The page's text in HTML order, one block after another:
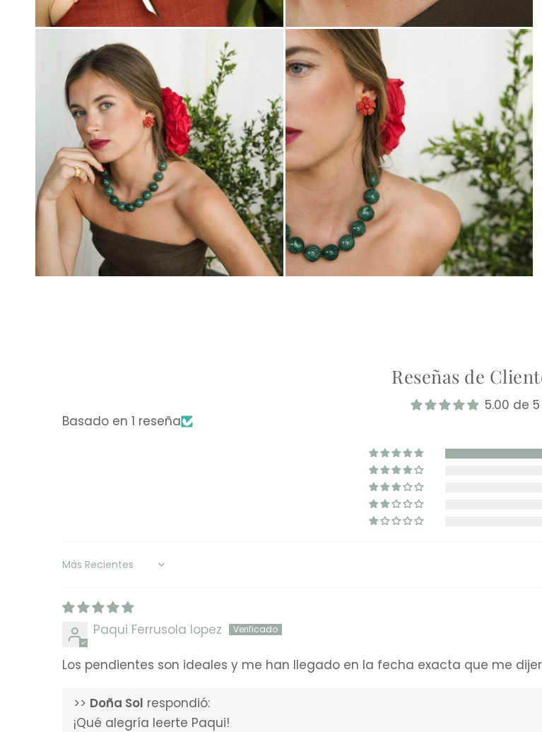
Reseñas de
5.00 de 5
Basado en 1 reseña
Sort by
Paqui Ferrusola lopez
Los pendientes son ideales y me han llegado en la fecha exacta que me
>> Doña Sol respondió:
¡Qué alegría leerte Paqui!